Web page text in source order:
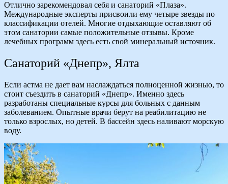
Отлично зарекомендовал себя и санаторий «Плаза».
Международные эксперты присвоили ему четыре звезды по
классификации отелей. Многие отдыхающие оставляют об
этом санатории самые положительные отзывы. Кроме
лечебных программ здесь есть свой минеральный источник.
Санаторий «Днепр», Ялта
Если астма не дает вам наслаждаться полноценной жизнью, то
стоит съездить в санаторий «Днепр». Именно здесь
разработаны специальные курсы для больных с данным
заболеванием. Опытные врачи берут на реабилитацию не
только взрослых, но детей. В бассейн здесь наливают морскую
воду.